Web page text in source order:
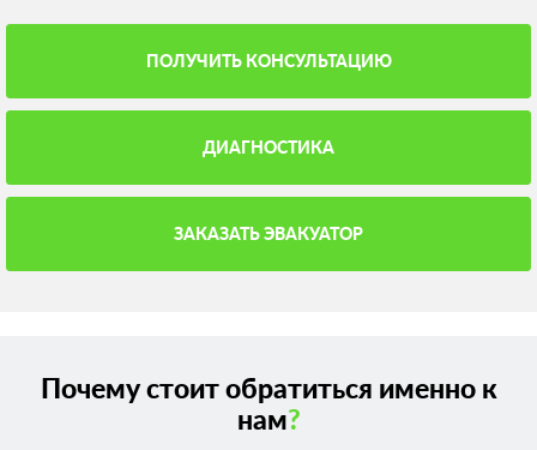
ПОЛУЧИТЬ КОНСУЛЬТАЦИЮ
ДИАГНОСТИКА
ЗАКАЗАТЬ ЭВАКУАТОР
Почему стоит обратиться именно к
нам?